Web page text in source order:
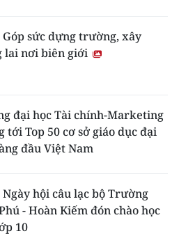
sức dựng trường, xây
lai nơi biên giới
đại học Tài chính-Marketing
tới Top 50 cơ sở giáo dục đại
đầu Việt Nam
hội câu lạc bộ Trường
- Hoàn Kiếm đón chào học
10